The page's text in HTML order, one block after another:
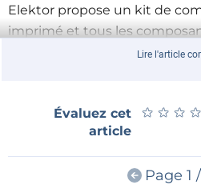
Elektor propose un kit de
imprimé et tous les
Et tout ça à un petit prix !
vous pouvez réserver ce kit
Lire l'article
Évaluez cet
article
★ ★ ★ ★
★ ★ ★ ★
Page 1 /